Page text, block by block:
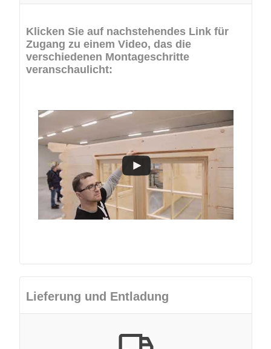
Klicken Sie auf nachstehendes Link für
Zugang zu einem Video, das die
verschiedenen Montageschritte
veranschaulicht:
Lieferung und Entladung